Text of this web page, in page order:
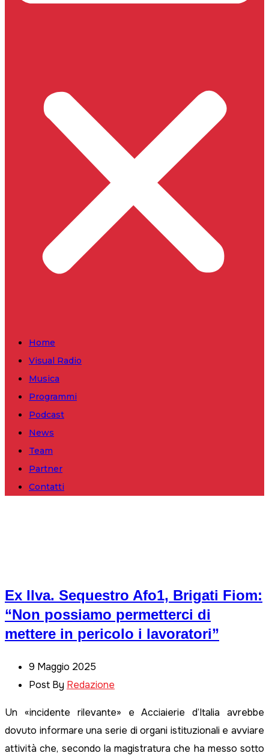
Home
Visual Radio
Musica
Programmi
Podcast
News
Team
Partner
Contatti
Ex Ilva. Sequestro Afo1, Brigati Fiom:
“Non possiamo permetterci di
mettere in pericolo i lavoratori”
9 Maggio 2025
Post By Redazione
Un «incidente rilevante» e Acciaierie d’Italia avrebbe
dovuto informare una serie di organi istituzionali e avviare
attività che, secondo la magistratura che ha messo sotto